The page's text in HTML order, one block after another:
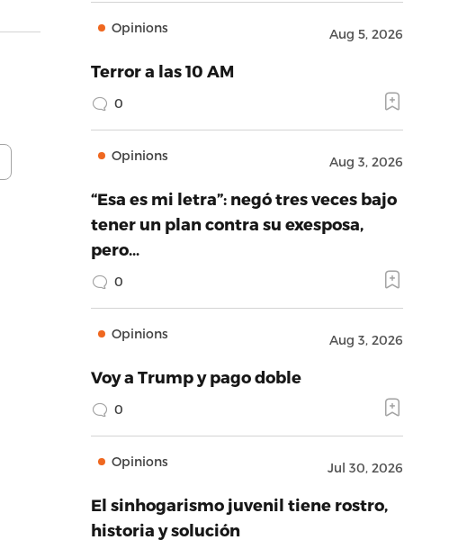
Opinions Aug 5, 2026
Terror a las 10 AM
0
Opinions Aug 3, 2026
“Esa es mi letra”: negó tres veces bajo
tener un plan contra su exesposa,
pero…
0
Opinions Aug 3, 2026
Voy a Trump y pago doble
0
Opinions Jul 30, 2026
El sinhogarismo juvenil tiene rostro,
historia y solución